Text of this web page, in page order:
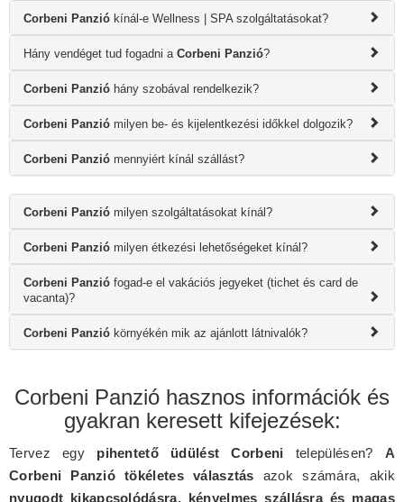
Corbeni Panzió kínál-e Wellness | SPA szolgáltatásokat?
Hány vendéget tud fogadni a Corbeni Panzió?
Corbeni Panzió hány szobával rendelkezik?
Corbeni Panzió milyen be- és kijelentkezési időkkel dolgozik?
Corbeni Panzió mennyiért kínál szállást?
Corbeni Panzió milyen szolgáltatásokat kínál?
Corbeni Panzió milyen étkezési lehetőségeket kínál?
Corbeni Panzió fogad-e el vakációs jegyeket (tichet és card de
vacanta)?
Corbeni Panzió környékén mik az ajánlott látnivalók?
Corbeni Panzió hasznos információk és
gyakran keresett kifejezések:
Tervez egy pihentető üdülést Corbeni településen? A
Corbeni Panzió tökéletes választás azok számára, akik
nyugodt kikapcsolódásra, kényelmes szállásra és magas